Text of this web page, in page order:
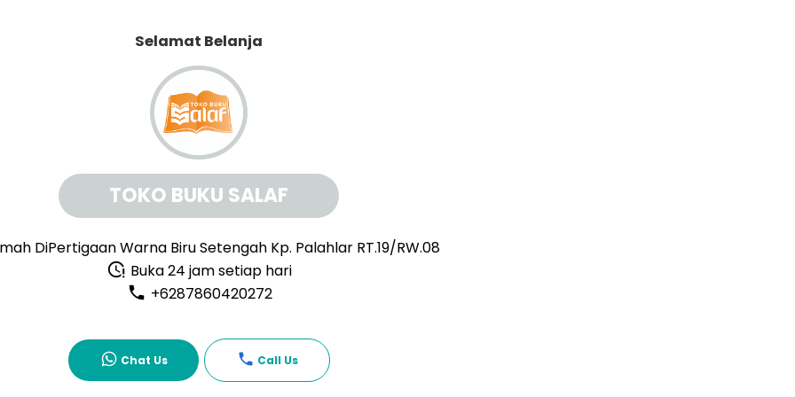
Selamat Belanja
TOKO BUKU SALAF
DiPertigaan Warna Biru Setengah Kp. Palahlar RT.19/RW.08
Buka 24 jam setiap hari
+6287860420272
Chat Us Call Us